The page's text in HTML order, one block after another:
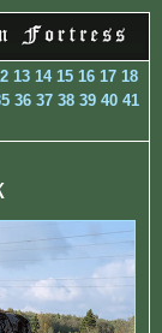
13 14 15 16 17 18
36 37 38 39 40 41